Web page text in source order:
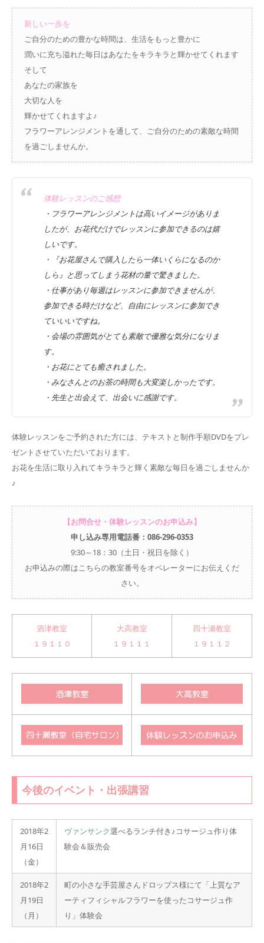
新しい一歩を
ご自分のための豊かな時間は、生活をもっと豊かに
潤いに充ち溢れた毎日はあなたをキラキラと輝かせてくれます
そして
あなたの家族を
大切な人を
輝かせてくれますよ♪
フラワーアレンジメントを通して、ご自分のための素敵な時間
を過ごしませんか。
体験レッスンのご感想
・フラワーアレンジメントは高いイメージがありま
したが、お花代だけでレッスンに参加できるのは嬉
しいです。
・『お花屋さんで購入したら一体いくらになるのか
しら』と思ってしまう花材の量で驚きました。
・仕事があり毎週はレッスンに参加できませんが、
参加できる時だけなど、自由にレッスンに参加でき
ていいいですね。
・会場の雰囲気がとても素敵で優雅な気分になりま
す。
・お花にとても癒されました。
・みなさんとのお茶の時間も大変楽しかったです。
・先生と出会えて、出会いに感謝です。
体験レッスンをご予約された方には、テキストと制作手順DVDをプレ
ゼントさせていただいております。
お花を生活に取り入れてキラキラと輝く素敵な毎日を過ごしませんか
♪
【お問合せ・体験レッスンのお申込み】
申し込み専用電話番：086-296-0353
9:30～18：30（土日・祝日を除く）
お申込みの際はこちらの教室番号をオペレーターにお伝えくだ
さい。
酒津教室
１９１１０
大高教室
１９１１１
四十瀬教室
１９１１２
今後のイベント・出張講習
2018年2
月16日
（金）
ヴァンサンク選べるランチ付き♪コサージュ作り体
験会＆販売会
2018年2
月19日
（月）
町の小さな手芸屋さんドロップス様にて「上質なア
ーティフィシャルフラワーを使ったコサージュ作
り」体験会